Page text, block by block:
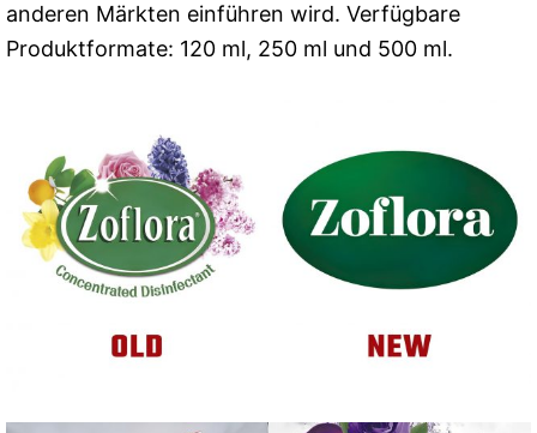
anderen Märkten einführen wird. Verfügbare
Produktformate: 120 ml, 250 ml und 500 ml.